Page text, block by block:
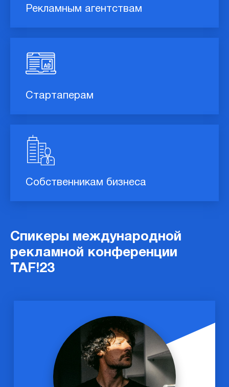
Рекламным агентствам
Стартаперам
Собственникам бизнеса
Спикеры международной
рекламной конференции
TAF!23